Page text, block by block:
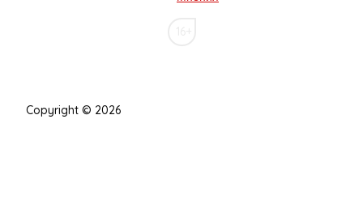
Copyright © 2026